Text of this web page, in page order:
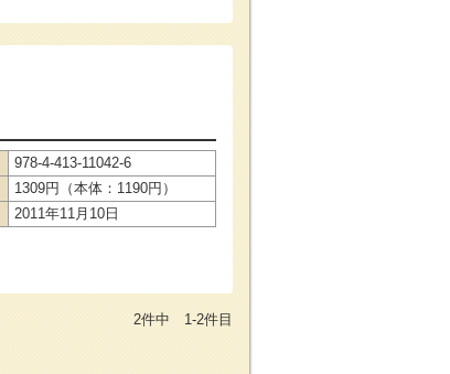
978-4-413-11042-6
1309円（本体：1190円）
2011年11月10日
2件中 1-2件目